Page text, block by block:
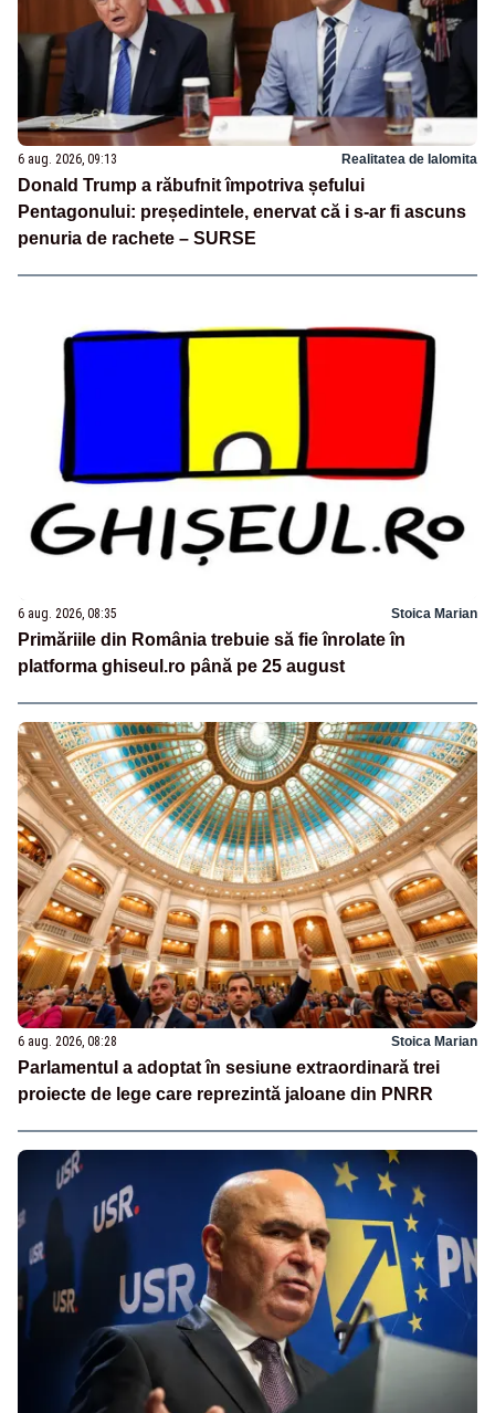
6 aug. 2026, 09:13 Realitatea de Ialomita
Donald Trump a răbufnit împotriva șefului
Pentagonului: președintele, enervat că i s-ar fi ascuns
penuria de rachete – SURSE
6 aug. 2026, 08:35 Stoica Marian
Primăriile din România trebuie să fie înrolate în
platforma ghiseul.ro până pe 25 august
6 aug. 2026, 08:28 Stoica Marian
Parlamentul a adoptat în sesiune extraordinară trei
proiecte de lege care reprezintă jaloane din PNRR